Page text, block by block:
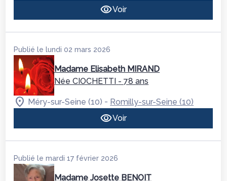
Voir
Publié le lundi 02 mars 2026
Madame Elisabeth MIRAND
Née CIOCHETTI - 78 ans
Méry-sur-Seine (10) - Romilly-sur-Seine (10)
Voir
Publié le mardi 17 février 2026
Madame Josette BENOIT